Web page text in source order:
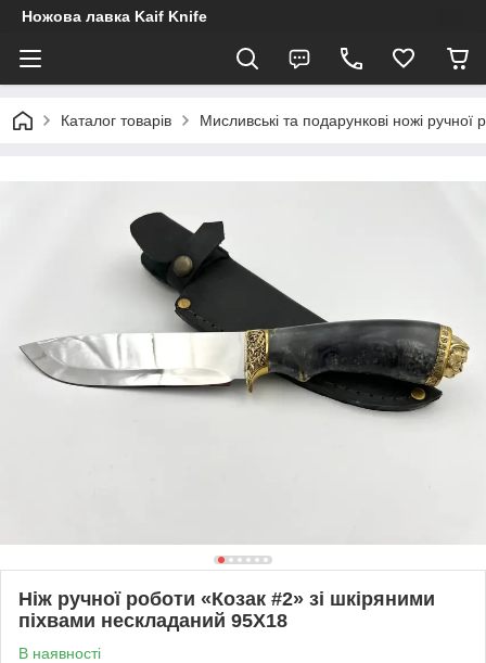
Ножова лавка Kaif Knife
Каталог товарів Мисливські та подарункові ножі ручної
Ніж ручної роботи «Козак #2» зі шкіряними
піхвами нескладаний 95Х18
В наявності